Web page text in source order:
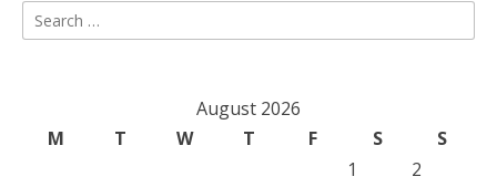
Search
for:
August 2026
M
T W T F S
S
1
2